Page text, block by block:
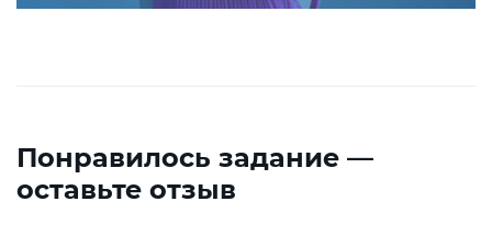
Понравилось задание —
оставьте отзыв